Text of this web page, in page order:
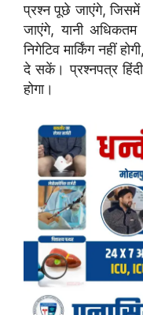
प्रश्न पूछे जाएंगे,
जाएंगे, यानी
निगेटिव मार्किंग नहीं
दे सकें। प्रश्नपत्र
होगा।